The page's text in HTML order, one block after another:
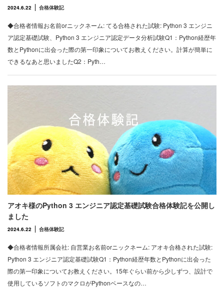
2024.6.22 合格体験記
◆合格者情報お名前orニックネーム: てる合格された試験: Python 3 エンジニ
ア認定基礎試験、Python 3 エンジニア認定データ分析試験Q1：Python経歴年
数とPythonに出会った際の第一印象についてお教えください。計算が簡単に
できるなあと思いましたQ2：Pyth…
アオキ様のPython 3 エンジニア認定基礎試験合格体験記を公開し
ました
2024.6.22 合格体験記
◆合格者情報所属会社: 自営業お名前orニックネーム: アオキ合格された試験:
Python 3 エンジニア認定基礎試験Q1：Python経歴年数とPythonに出会った
際の第一印象についてお教えください。15年ぐらい前から少しずつ、設計で
使用しているソフトのマクロがPythonベースなの…